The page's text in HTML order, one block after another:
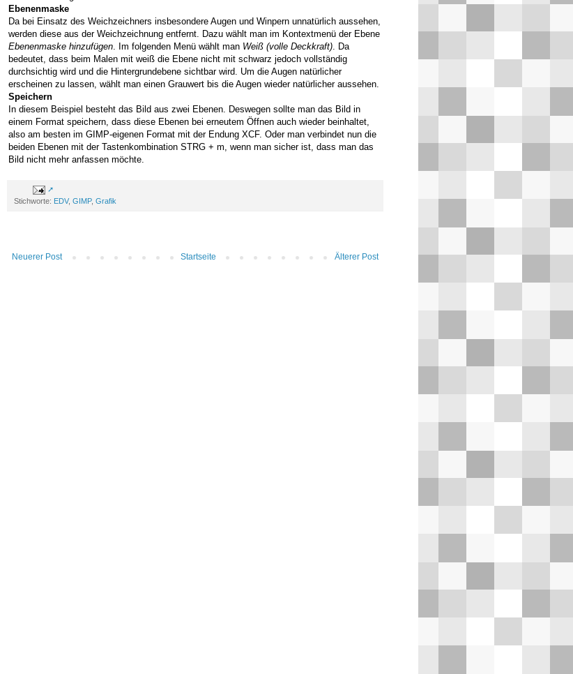
Ebenenmaske
Da bei Einsatz des Weichzeichners insbesondere Augen und Winpern unnatürlich aussehen,
werden diese aus der Weichzeichnung entfernt. Dazu wählt man im Kontextmenü der Ebene
Ebenenmaske hinzufügen. Im folgenden Menü wählt man Weiß (volle Deckkraft). Da
bedeutet, dass beim Malen mit weiß die Ebene nicht mit schwarz jedoch vollständig
durchsichtig wird und die Hintergrundebene sichtbar wird. Um die Augen natürlicher
erscheinen zu lassen, wählt man einen Grauwert bis die Augen wieder natürlicher aussehen.
Speichern
In diesem Beispiel besteht das Bild aus zwei Ebenen. Deswegen sollte man das Bild in
einem Format speichern, dass diese Ebenen bei erneutem Öffnen auch wieder beinhaltet,
also am besten im GIMP-eigenen Format mit der Endung XCF. Oder man verbindet nun die
beiden Ebenen mit der Tastenkombination STRG + m, wenn man sicher ist, dass man das
Bild nicht mehr anfassen möchte.
Stichworte: EDV, GIMP, Grafik
Neuerer Post Älterer Post
Startseite